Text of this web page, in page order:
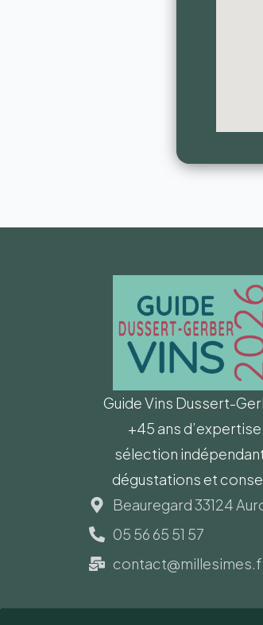
Guide Vins Dussert-
+45 ans d’expertise
sélection
dégustations et
Beauregard 33124
05 56 65 51 57